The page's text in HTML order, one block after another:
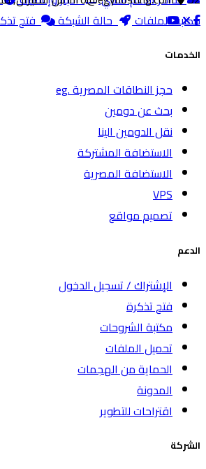
مكتبة الملفات
حالة الشبكة فتح
الخدمات
حجز النطاقات المصرية .eg
بحث عن دومين
نقل الدومين الينا
الاستضافة المشتركة
الاستضافة المصرية
VPS
تصميم مواقع
الدعم
الإشتراك / تسجيل الدخول
فتح تذكرة
مكتبة الشروحات
تحميل الملفات
الحماية من الهجمات
المدونة
اقتراحات للتطوير
الشركة